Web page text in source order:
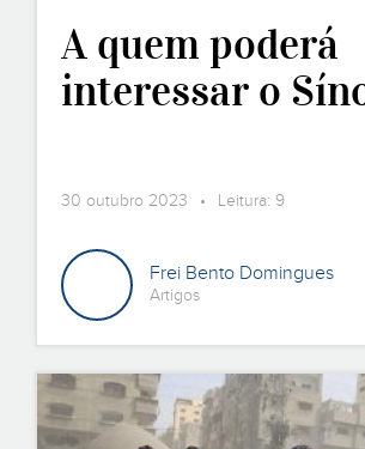
A quem poderá
interessar o
30 outubro 2023 • Leitura: 9
Frei Bento Domingues
Artigos